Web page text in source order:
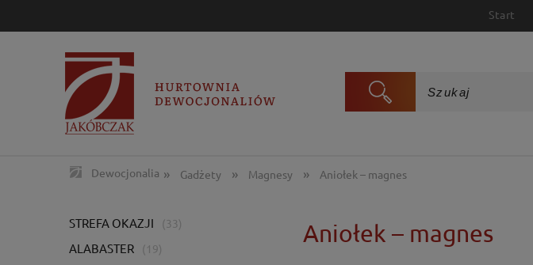
Start
Dewocjonalia » Gadżety » Magnesy » Aniołek – magnes
STREFA OKAZJI (33)
ALABASTER (19)
Aniołek – magnes